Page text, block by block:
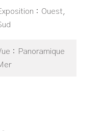
Ouest,
Panoramique